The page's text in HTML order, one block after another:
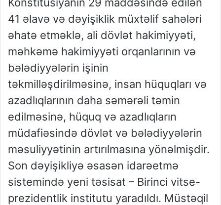
41 əlavə və dəyişiklik müxtəlif sahələri
əhatə etməklə, ali dövlət hakimiyyəti,
məhkəmə hakimiyyəti orqanlarının və
bələdiyyələrin işinin
təkmilləşdirilməsinə, insan hüquqları və
azadlıqlarının daha səmərəli təmin
edilməsinə, hüquq və azadlıqların
müdafiəsində dövlət və bələdiyyələrin
məsuliyyətinin artırılmasına yönəlmişdir.
Son dəyişikliyə əsasən idarəetmə
sistemində yeni təsisat – Birinci vitse-
prezidentlik institutu yaradıldı. Müstəqil